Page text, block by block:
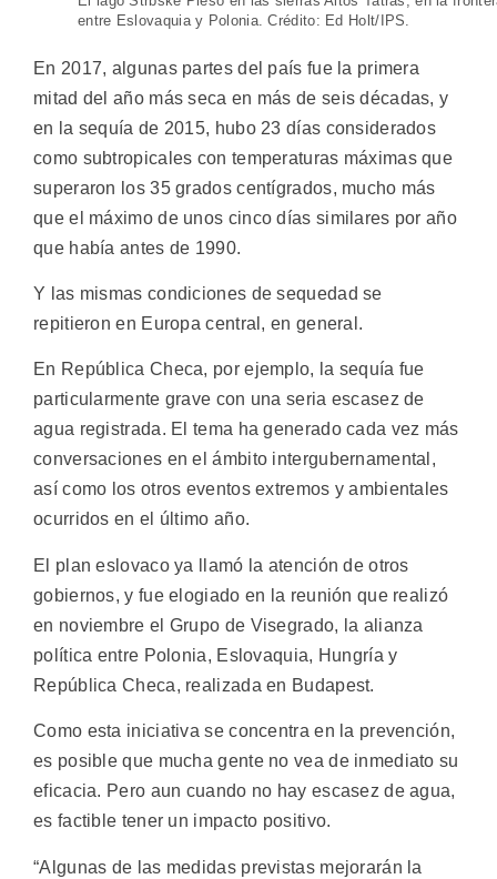
entre Eslovaquia y Polonia. Crédito: Ed Holt/IPS.
En 2017, algunas partes del país fue la primera
mitad del año más seca en más de seis décadas, y
en la sequía de 2015, hubo 23 días considerados
como subtropicales con temperaturas máximas que
superaron los 35 grados centígrados, mucho más
que el máximo de unos cinco días similares por año
que había antes de 1990.
Y las mismas condiciones de sequedad se
repitieron en Europa central, en general.
En República Checa, por ejemplo, la sequía fue
particularmente grave con una seria escasez de
agua registrada. El tema ha generado cada vez más
conversaciones en el ámbito intergubernamental,
así como los otros eventos extremos y ambientales
ocurridos en el último año.
El plan eslovaco ya llamó la atención de otros
gobiernos, y fue elogiado en la reunión que realizó
en noviembre el Grupo de Visegrado, la alianza
política entre Polonia, Eslovaquia, Hungría y
República Checa, realizada en Budapest.
Como esta iniciativa se concentra en la prevención,
es posible que mucha gente no vea de inmediato su
eficacia. Pero aun cuando no hay escasez de agua,
es factible tener un impacto positivo.
“Algunas de las medidas previstas mejorarán la